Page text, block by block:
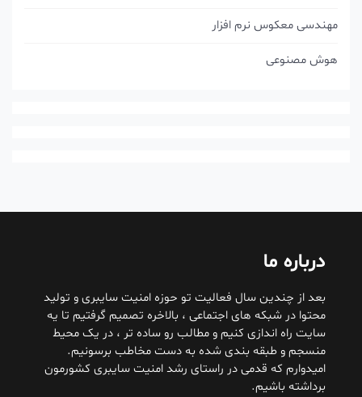
مهندسی معکوس نرم افزار
هوش مصنوعی
درباره ما
بعد از چندین سال فعالیت تو حوزه امنیت سایبری و تولید
محتوا در شبکه های اجتماعی ، بالاخره تصمیم گرفتیم تا یه
سایت راه اندازی کنیم و مطالب رو ساده تر ، در یک محیط
منسجم و طبقه بندی شده به دست مخاطب برسونیم.
امیدوارم که قدمی در راستای رشد امنیت سایبری کشورمون
برداشته باشیم.